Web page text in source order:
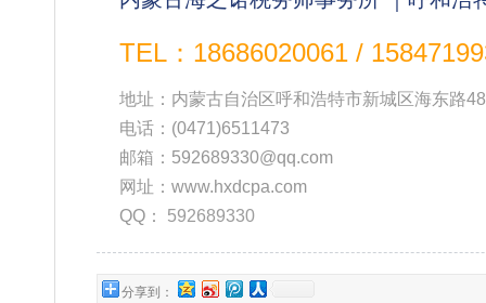
TEL：18686020061 /
地址：内蒙古自治区呼和浩特市新城区海东路
电话： (0471)6511473
邮箱：592689330@qq.com
网址：www.hxdcpa.com
QQ： 592689330
分享到：